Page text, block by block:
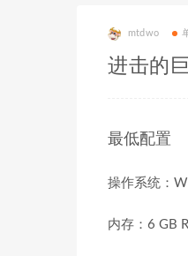
mtdwo
进击的
最低配置
操作系统：
内存：6 GB